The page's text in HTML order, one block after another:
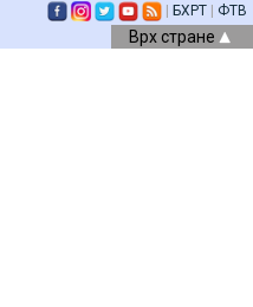
| БХРТ | ФТВ
Врх стране